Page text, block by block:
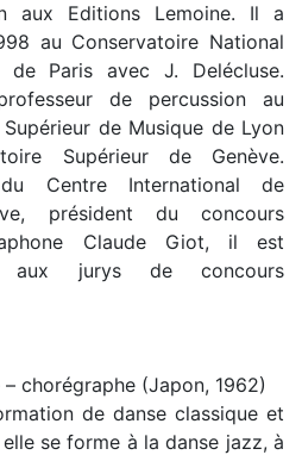
aux Editions Lemoine. Il a
au Conservatoire National
de Paris avec J. Delécluse.
de percussion au
de Musique de Lyon
Supérieur de Genève.
Centre International de
président du concours
Claude Giot, il est
aux jurys de concours
– chorégraphe (Japon, 1962)
de danse classique et
se forme à la danse jazz, à